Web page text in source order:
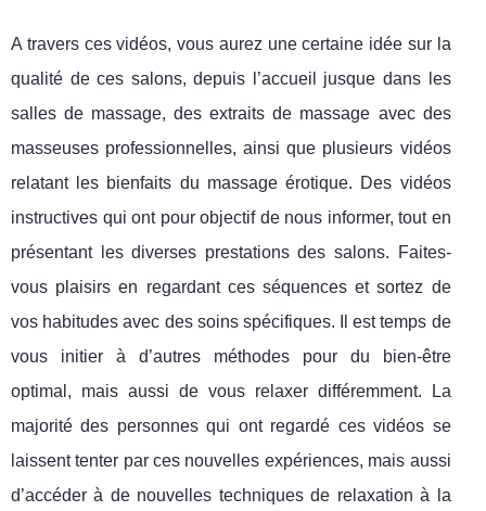
A travers ces vidéos, vous aurez une certaine idée sur la
qualité de ces salons, depuis l’accueil jusque dans les
salles de massage, des extraits de massage avec des
masseuses professionnelles, ainsi que plusieurs vidéos
relatant les bienfaits du massage érotique. Des vidéos
instructives qui ont pour objectif de nous informer, tout en
présentant les diverses prestations des salons. Faites-
vous plaisirs en regardant ces séquences et sortez de
vos habitudes avec des soins spécifiques. Il est temps de
vous initier à d’autres méthodes pour du bien-être
optimal, mais aussi de vous relaxer différemment. La
majorité des personnes qui ont regardé ces vidéos se
laissent tenter par ces nouvelles expériences, mais aussi
d’accéder à de nouvelles techniques de relaxation à la